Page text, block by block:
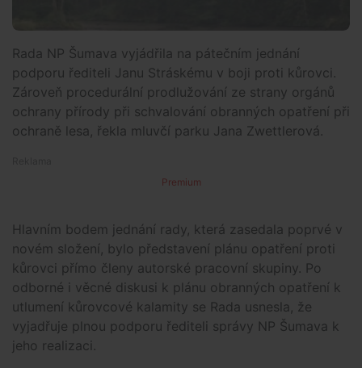
Rada NP Šumava vyjádřila na pátečním jednání
podporu řediteli Janu Stráskému v boji proti kůrovci.
Zároveň procedurální prodlužování ze strany orgánů
ochrany přírody při schvalování obranných opatření při
ochraně lesa, řekla mluvčí parku Jana Zwettlerová.
Premium
Hlavním bodem jednání rady, která zasedala poprvé v
novém složení, bylo představení plánu opatření proti
kůrovci přímo členy autorské pracovní skupiny. Po
odborné i věcné diskusi k plánu obranných opatření k
utlumení kůrovcové kalamity se Rada usnesla, že
vyjadřuje plnou podporu řediteli správy NP Šumava k
jeho realizaci.